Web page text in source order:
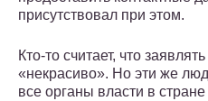
присутствовал при этом.
Кто-то считает, что
«некрасиво». Но эти же
все органы власти в стране